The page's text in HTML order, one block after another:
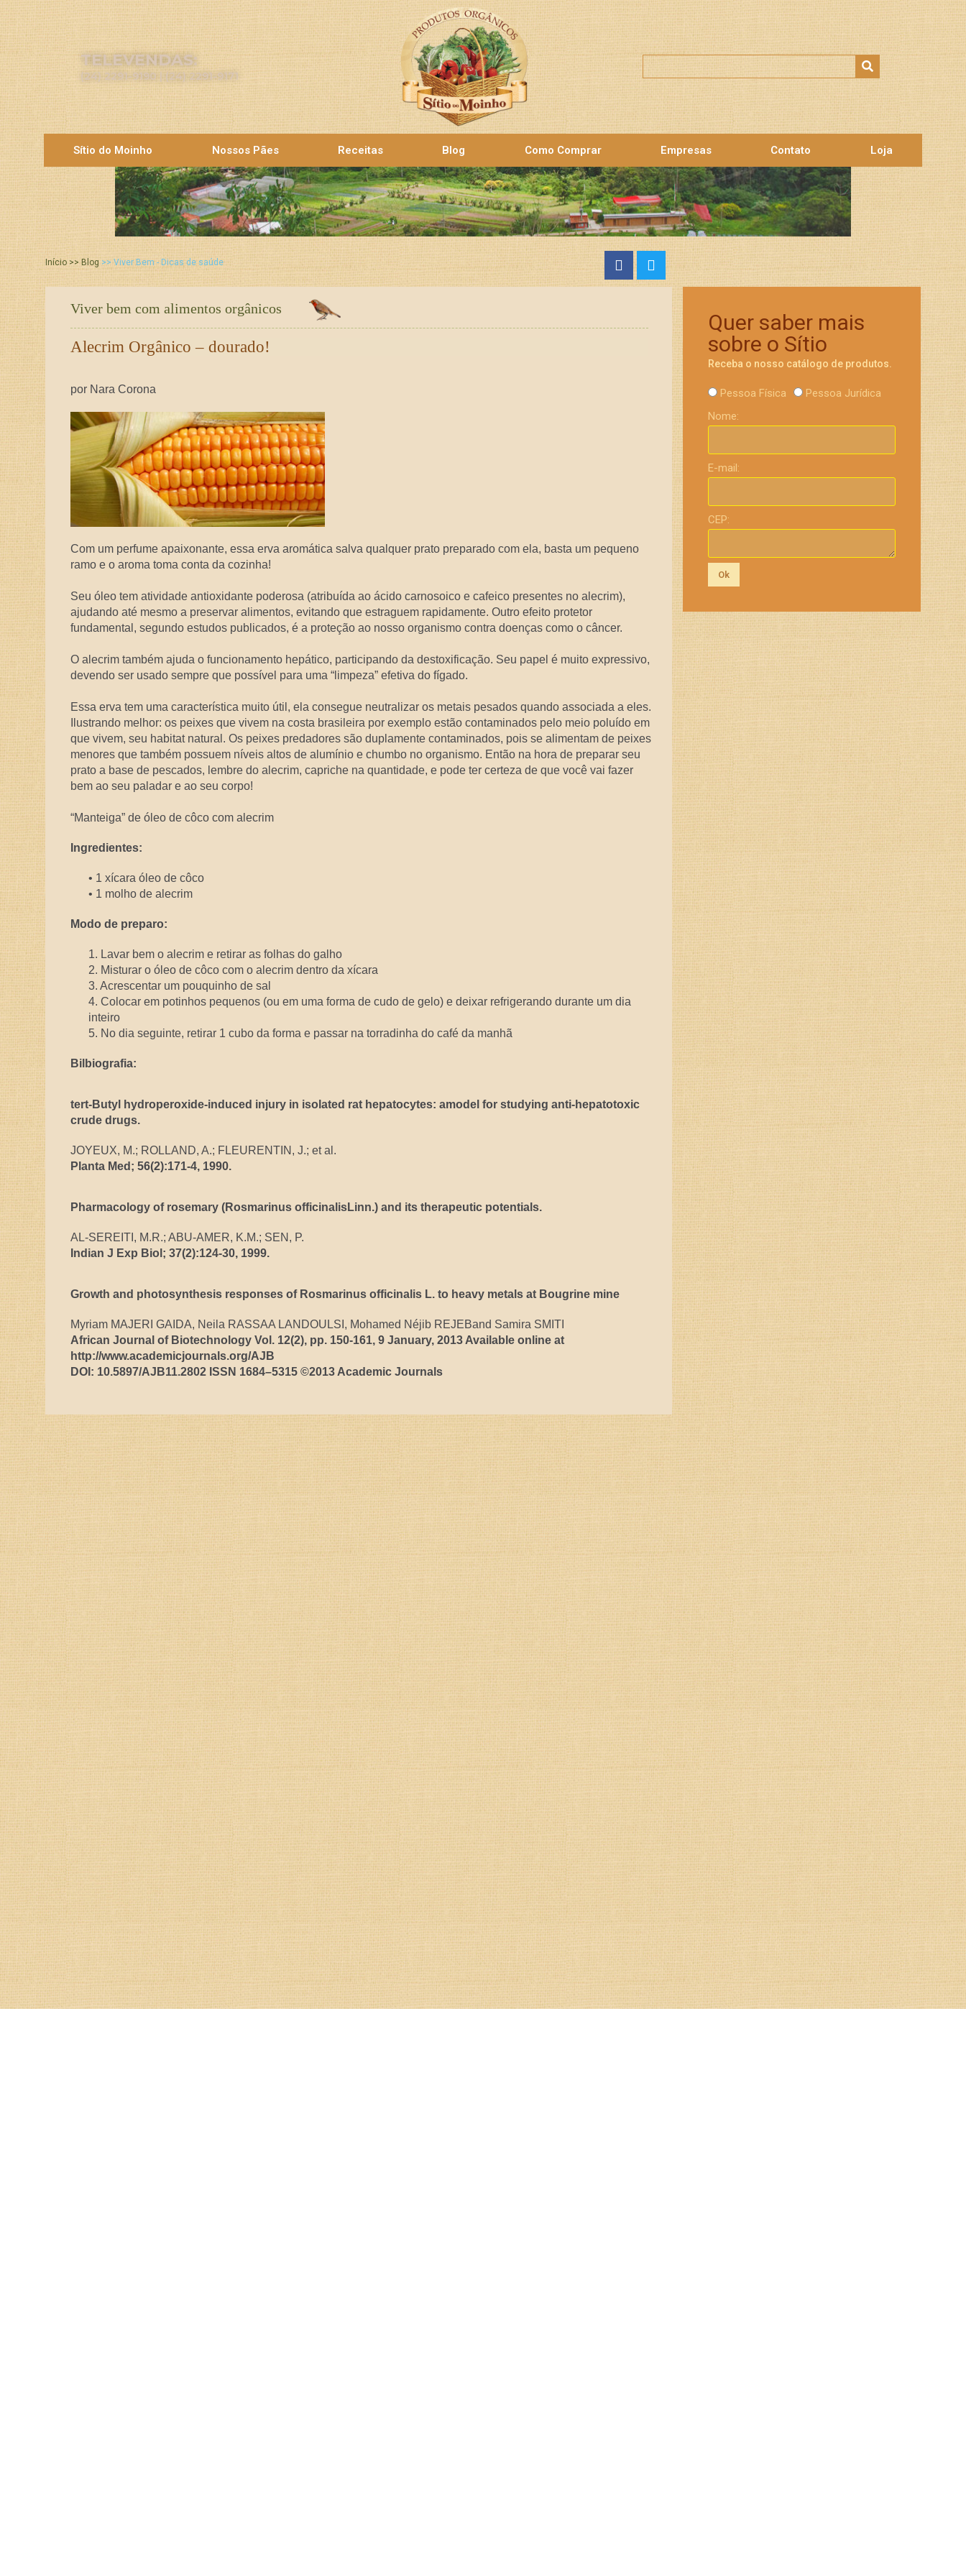
TELEVENDAS:
(24) 2291-9190 | (24) 2291-9171
Sítio do Moinho Nossos Pães Receitas Blog Como Comprar Empresas Contato Loja
Início >> Blog >> Viver Bem - Dicas de saúde
Viver bem com alimentos orgânicos
Alecrim Orgânico – dourado!
por Nara Corona
Com um perfume apaixonante, essa erva aromática salva qualquer prato preparado com ela, basta um pequeno
ramo e o aroma toma conta da cozinha!
Seu óleo tem atividade antioxidante poderosa (atribuída ao ácido carnosoico e cafeico presentes no alecrim),
ajudando até mesmo a preservar alimentos, evitando que estraguem rapidamente. Outro efeito protetor
fundamental, segundo estudos publicados, é a proteção ao nosso organismo contra doenças como o câncer.
O alecrim também ajuda o funcionamento hepático, participando da destoxificação. Seu papel é muito expressivo,
devendo ser usado sempre que possível para uma “limpeza” efetiva do fígado.
Essa erva tem uma característica muito útil, ela consegue neutralizar os metais pesados quando associada a eles.
Ilustrando melhor: os peixes que vivem na costa brasileira por exemplo estão contaminados pelo meio poluído em
que vivem, seu habitat natural. Os peixes predadores são duplamente contaminados, pois se alimentam de peixes
menores que também possuem níveis altos de alumínio e chumbo no organismo. Então na hora de preparar seu
prato a base de pescados, lembre do alecrim, capriche na quantidade, e pode ter certeza de que você vai fazer
bem ao seu paladar e ao seu corpo!
“Manteiga” de óleo de côco com alecrim
Ingredientes:
• 1 xícara óleo de côco
• 1 molho de alecrim
Modo de preparo:
1. Lavar bem o alecrim e retirar as folhas do galho
2. Misturar o óleo de côco com o alecrim dentro da xícara
3. Acrescentar um pouquinho de sal
4. Colocar em potinhos pequenos (ou em uma forma de cudo de gelo) e deixar refrigerando durante um dia
inteiro
5. No dia seguinte, retirar 1 cubo da forma e passar na torradinha do café da manhã
Bilbiografia:
tert-Butyl hydroperoxide-induced injury in isolated rat hepatocytes: amodel for studying anti-hepatotoxic
crude drugs.
JOYEUX, M.; ROLLAND, A.; FLEURENTIN, J.; et al.
Planta Med; 56(2):171-4, 1990.
Pharmacology of rosemary (Rosmarinus officinalisLinn.) and its therapeutic potentials.
AL-SEREITI, M.R.; ABU-AMER, K.M.; SEN, P.
Indian J Exp Biol; 37(2):124-30, 1999.
Growth and photosynthesis responses of Rosmarinus officinalis L. to heavy metals at Bougrine mine
Myriam MAJERI GAIDA, Neila RASSAA LANDOULSI, Mohamed Néjib REJEBand Samira SMITI
African Journal of Biotechnology Vol. 12(2), pp. 150-161, 9 January, 2013 Available online at
http://www.academicjournals.org/AJB
DOI: 10.5897/AJB11.2802 ISSN 1684–5315 ©2013 Academic Journals
Quer saber mais
sobre o Sítio
Receba o nosso catálogo de produtos.
Pessoa Física
Pessoa Jurídica
Nome:
E-mail:
CEP:
Ok